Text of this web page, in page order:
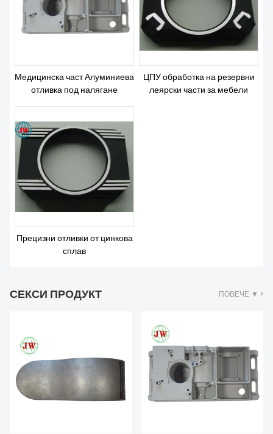
Медицинска част Алуминиева
отливка под налягане
ЦПУ обработка на резервни
леярски части за мебели
Прецизни отливки от цинкова
сплав
СЕКСИ ПРОДУКТ ПОВЕЧЕ ▼ >